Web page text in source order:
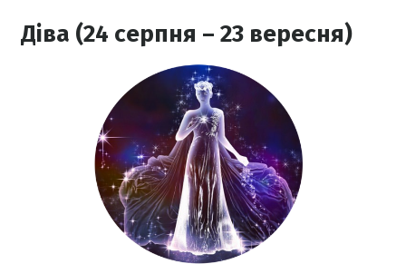
Діва (24 серпня – 23 вересня)